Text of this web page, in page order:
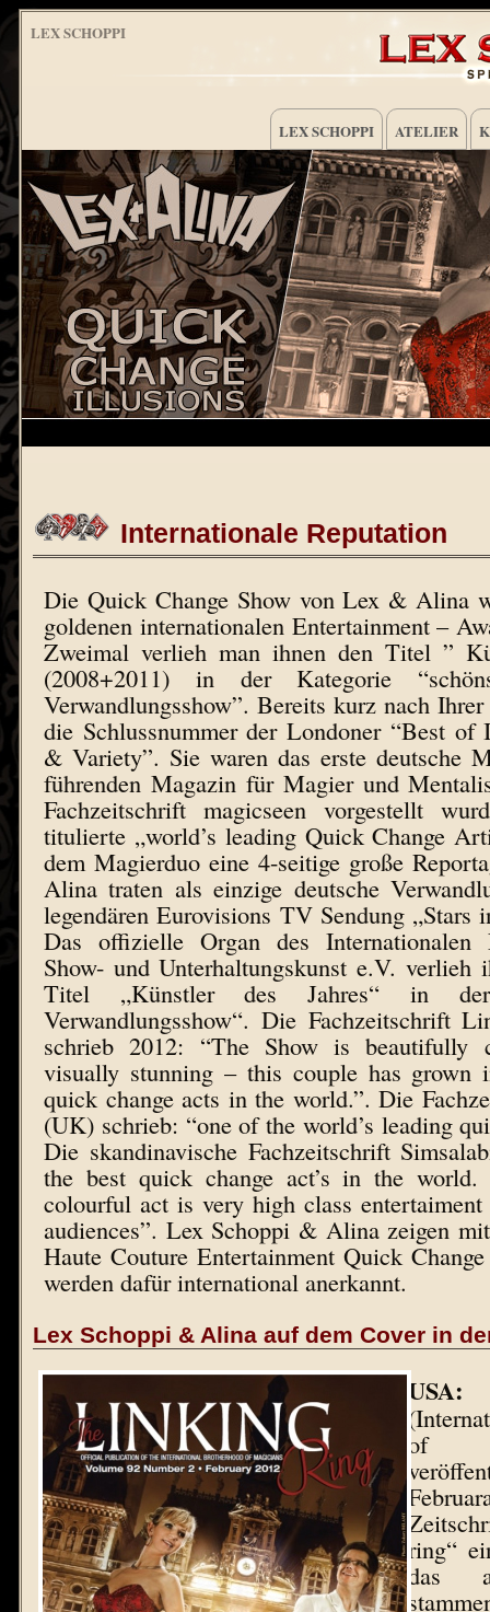
LEX SCHOPPI
LEX SCHOPPI ATELIER
Internationale Reputation
Die Quick Change Show von Lex & Alina
goldenen internationalen Entertainment –
Zweimal verlieh man ihnen den Titel ”
(2008+2011) in der Kategorie
Verwandlungsshow”. Bereits kurz nach
die Schlussnummer der Londoner “Best of
& Variety”. Sie waren das erste deutsche
führenden Magazin für Magier und
Fachzeitschrift magicseen vorgestellt
titulierte „world’s leading Quick Change
dem Magierduo eine 4-seitige große
Alina traten als einzige deutsche
legendären Eurovisions TV Sendung „Stars
Das offizielle Organ des Internationalen
Show- und Unterhaltungskunst e.V. verlieh
Titel „Künstler des Jahres“ in
Verwandlungsshow“. Die Fachzeitschrift
schrieb 2012: “The Show is beautifully
visually stunning – this couple has grown
quick change acts in the world.”. Die
(UK) schrieb: “one of the world’s leading
Die skandinavische Fachzeitschrift
the best quick change act’s in the
colourful act is very high class
audiences”. Lex Schoppi & Alina zeigen
Haute Couture Entertainment Quick
werden dafür international anerkannt.
Lex Schoppi & Alina auf dem Cover in
USA:
of
ring“
das